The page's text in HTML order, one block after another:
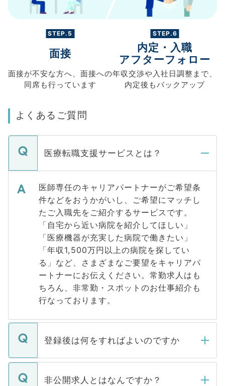
STEP.5
面接
面接が不安な方へ、 面接への
同席も行っています
STEP.6
内定・入職
アフターフォロー
年収交渉や入社日調整まで、
内定後もバックアップ
よくあるご質問
医療転職支援サービスとは？
医師専任のキャリアパートナーがご希望条
件などをおうかがいし、ご希望にマッチし
たご入職先をご紹介するサービスです。
「自宅から近い病院を紹介してほしい」
「医療機器が充実した病院で働きたい」
「年収1,500万円以上の病院を探してい
る」など、さまざまなご要望をキャリアパ
ートナーにお伝えください。常勤求人はも
ちろん、非常勤・スポットのお仕事紹介も
行なっております。
登録後は何をすればよいのですか
ご登録いただきましたら、弊社担当者がご
登録内容を確認し、その後メールもしくは
非公開求人とはなんですか？